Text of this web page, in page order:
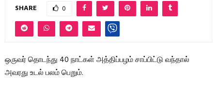
SHARE 0
ஒருவர் தொடந்து 40 நாட்கள் அத்திப்பழம் சாப்பிட்டு வந்தால்
அவரது உடல் பலம் பெறும்.